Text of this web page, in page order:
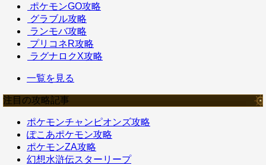
ポケモンGO攻略
グラブル攻略
ランモバ攻略
プリコネR攻略
ラグナロクX攻略
一覧を見る
注目の攻略記事
ポケモンチャンピオンズ攻略
ぽこあポケモン攻略
ポケモンZA攻略
幻想水滸伝スターリープ